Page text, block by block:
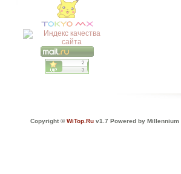
Copyright ©WiTop.Ru v1.7 Powered by Millennium